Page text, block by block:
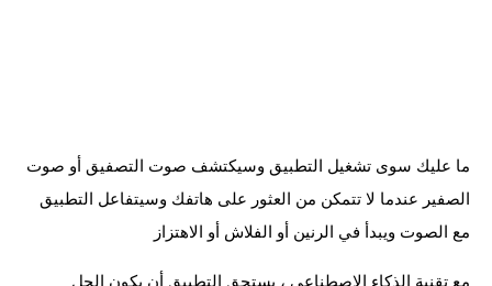
ما عليك سوى تشغيل التطبيق وسيكتشف صوت التصفيق أو صوت
الصفير عندما لا تتمكن من العثور على هاتفك وسيتفاعل التطبيق
مع الصوت ويبدأ في الرنين أو الفلاش أو الاهتزاز
مع تقنية الذكاء الاصطناعي ، يستحق التطبيق أن يكون الحل